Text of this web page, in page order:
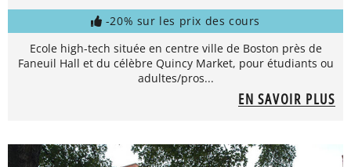
-20% sur les prix des cours
Ecole high-tech située en centre ville de Boston près de
Faneuil Hall et du célèbre Quincy Market, pour étudiants ou
adultes/pros...
EN SAVOIR PLUS